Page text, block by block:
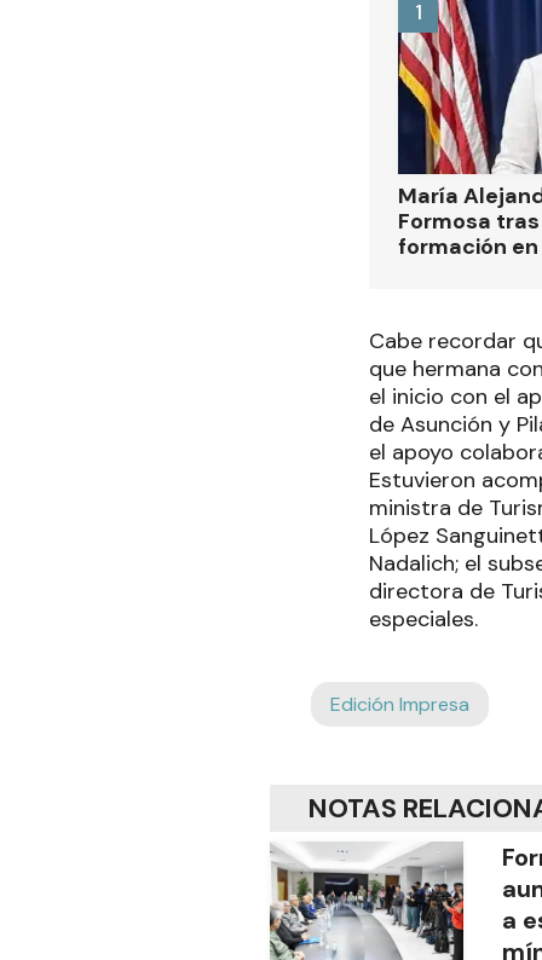
María
Formosa
formación
1
Cabe recordar
que hermana
el inicio con el
de Asunción y
el apoyo
Estuvieron
ministra de
López
Nadalich; el
directora de
especiales.
Edición Impresa
NOTAS
a